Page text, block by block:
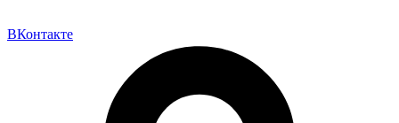
ВКонтакте